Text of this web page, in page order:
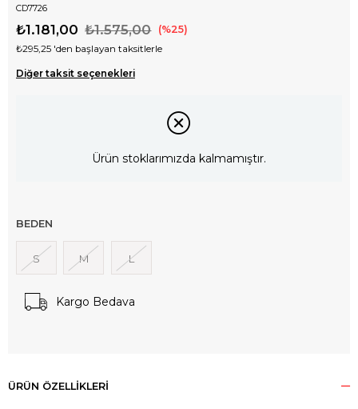
CD7726
₺1.575,00
₺1.181,00 25
₺295,25 'den başlayan taksitlerle
Diğer taksit seçenekleri
Ürün stoklarımızda kalmamıştır.
BEDEN
S M L
Kargo Bedava
ÜRÜN ÖZELLIKLERI